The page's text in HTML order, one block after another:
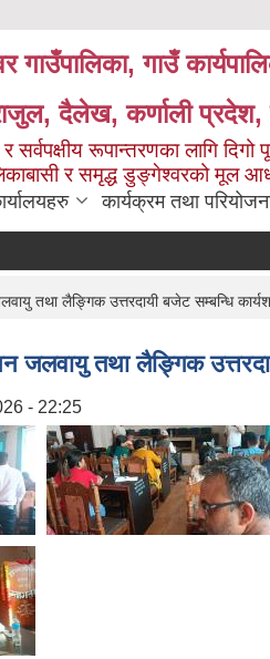
गाउँपालिका, गाउँ
दैलेख, कर्णाली
रूपान्तरणका लागि दिगो
र समृद्ध डुङ्गेश्वरको मूल
कार्यक्रम तथा
तथा लैङ्गिक उत्तरदायी बजेट सम्बन्धि
जलवायु तथा लैङ्गिक
- 22:25